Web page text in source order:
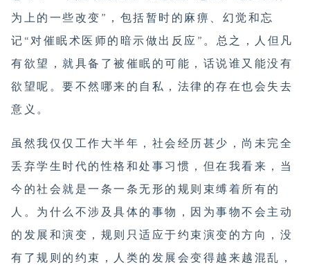
为上的一些改变”，包括暂时的麻痹、幻觉和忘
记“对催眠术医师的暗示做出反应”。总之，人但凡
有欲望，就具备了被催眠的可能，话说谁又能没有
欲望呢。要不然哪来的自私，法律的存在也会失去
意义。
虽然我仅仅工作大半年，社会经历甚少，尚未完全
丢弃学生时代的性格和处事习惯，但在我看来，当
今的社会就是一条一条无形的规则束缚着所有的
人。为什么不涉及具体的事物，因为事物不会主动
的发展和演变，规则只适应于约束演变的方向，没
有了规则的约束，人类的发展会变得越来越混乱，